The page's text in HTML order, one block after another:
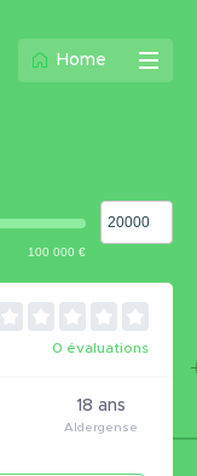
Home
0 évaluations
18 ans